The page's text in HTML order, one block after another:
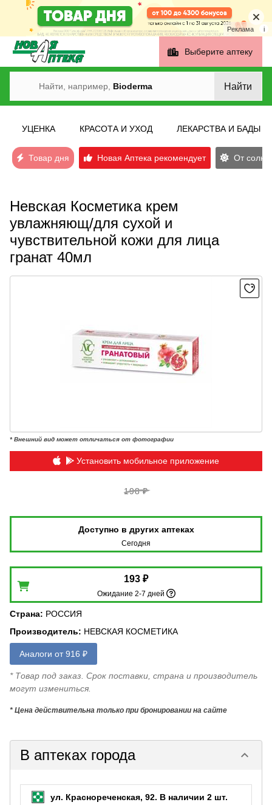
Реклама i
Выберите аптеку
Найти, например, Bioderma Найти
УЦЕНКА КРАСОТА И УХОД ЛЕКАРСТВА И БАДЫ
Товар дня Новая Аптека рекомендует От
Невская Косметика крем
увлажняющ/для сухой и
чувствительной кожи для лица
гранат 40мл
* Внешний вид может отличаться от фотографии
Установить мобильное приложение
198 ₽
Доступно в других аптеках
Сегодня
193 ₽
Ожидание 2-7 дней
Страна: РОССИЯ
Производитель: НЕВСКАЯ КОСМЕТИКА
Аналоги от 916 ₽
* Товар под заказ. Срок поставки, страна и производитель
могут измениться.
* Цена действительна только при бронировании на сайте
В аптеках города keyboard_arrow_down
ул. Краснореченская, 92. В наличии 2 шт.